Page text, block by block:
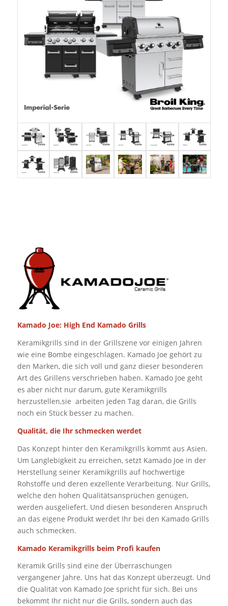
Kamado Joe: High End Kamado Grills
Keramikgrills sind in der Grillszene vor einigen Jahren
wie eine Bombe eingeschlagen. Kamado Joe gehört zu
den Marken, die sich voll und ganz dieser besonderen
Art des Grillens verschrieben haben. Kamado Joe geht
es aber nicht nur darum, gute Keramikgrills
herzustellen,sie arbeiten jeden Tag daran, die Grills
noch ein Stück besser zu machen.
Qualität, die Ihr schmecken werdet
Das Konzept hinter den Keramikgrills kommt aus Asien.
Um Langlebigkeit zu erreichen, setzt Kamado Joe in der
Herstellung seiner Keramikgrills auf hochwertige
Rohstoffe und deren exzellente Verarbeitung. Nur Grills,
welche den hohen Qualitätsansprüchen genügen,
werden ausgeliefert. Und diesen besonderen Anspruch
an das eigene Produkt werdet Ihr bei den Kamado Grills
auch schmecken.
Kamado Keramikgrills beim Profi kaufen
Keramik Grills sind eine der Überraschungen
vergangener Jahre. Uns hat das Konzept überzeugt. Und
die Qualität von Kamado Joe spricht für sich. Bei uns
bekommt Ihr nicht nur die Grills, sondern auch das